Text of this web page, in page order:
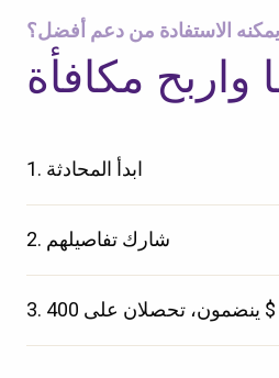
الاستفادة من دعم أفضل؟
مكافأة
1. ابدأ المحادثة
2. شارك تفاصيلهم
3. ينضمون، تحصلان على 400 $
البريدي